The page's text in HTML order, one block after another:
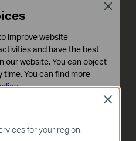
for your region.
Close
improve website
and have the best
our website. You can object
You can find more
.
for the website to function
your systems.
Close